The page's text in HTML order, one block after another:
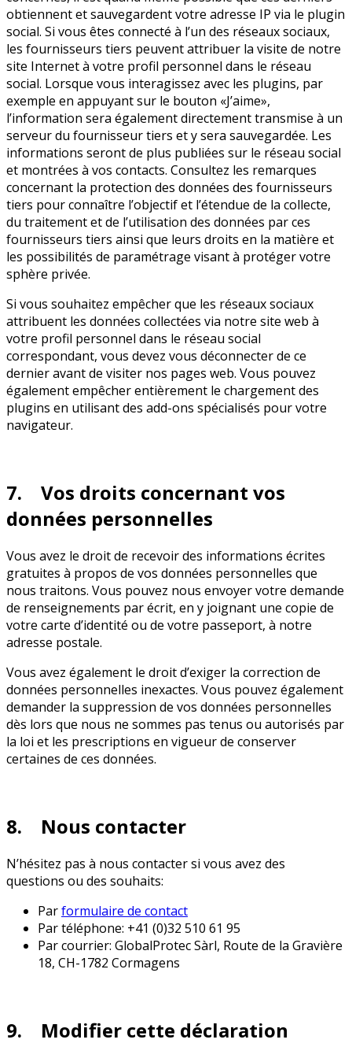
obtiennent et sauvegardent votre adresse IP via le plugin
social. Si vous êtes connecté à l’un des réseaux sociaux,
les fournisseurs tiers peuvent attribuer la visite de notre
site Internet à votre profil personnel dans le réseau
social. Lorsque vous interagissez avec les plugins, par
exemple en appuyant sur le bouton «J’aime»,
l’information sera également directement transmise à un
serveur du fournisseur tiers et y sera sauvegardée. Les
informations seront de plus publiées sur le réseau social
et montrées à vos contacts. Consultez les remarques
concernant la protection des données des fournisseurs
tiers pour connaître l’objectif et l’étendue de la collecte,
du traitement et de l’utilisation des données par ces
fournisseurs tiers ainsi que leurs droits en la matière et
les possibilités de paramétrage visant à protéger votre
sphère privée.
Si vous souhaitez empêcher que les réseaux sociaux
attribuent les données collectées via notre site web à
votre profil personnel dans le réseau social
correspondant, vous devez vous déconnecter de ce
dernier avant de visiter nos pages web. Vous pouvez
également empêcher entièrement le chargement des
plugins en utilisant des add-ons spécialisés pour votre
navigateur.
7. Vos droits concernant vos
données personnelles
Vous avez le droit de recevoir des informations écrites
gratuites à propos de vos données personnelles que
nous traitons. Vous pouvez nous envoyer votre demande
de renseignements par écrit, en y joignant une copie de
votre carte d’identité ou de votre passeport, à notre
adresse postale.
Vous avez également le droit d’exiger la correction de
données personnelles inexactes. Vous pouvez également
demander la suppression de vos données personnelles
dès lors que nous ne sommes pas tenus ou autorisés par
la loi et les prescriptions en vigueur de conserver
certaines de ces données.
8. Nous contacter
N’hésitez pas à nous contacter si vous avez des
questions ou des souhaits:
Parformulaire de contact
Par téléphone: +41 (0)32 510 61 95
Par courrier: GlobalProtec Sàrl, Route de la Gravière
18, CH-1782 Cormagens
9. Modifier cette déclaration